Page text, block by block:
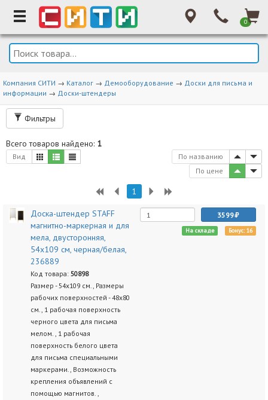
0
Компания СИТИ → Каталог → Демооборудование → Доски для письма и
информации → Доски-штендеры
Фильтры
Всего товаров найдено: 1
Вид
По названию
По цене
1
Доска-штендер STAFF
магнитно-маркерная и для
мела, двусторонняя,
54х109 см, черная/белая,
236889
Код товара: 50898
Размер - 54х109 см., Размеры
рабочих поверхностей - 48х80
см., 1 рабочая поверхность
черного цвета для письма
мелом. , 1 рабочая
поверхность белого цвета
для письма специальными
маркерами., Возможность
крепления объявлений с
помощью магнитов. ,
3599
На складе Бонус: 16